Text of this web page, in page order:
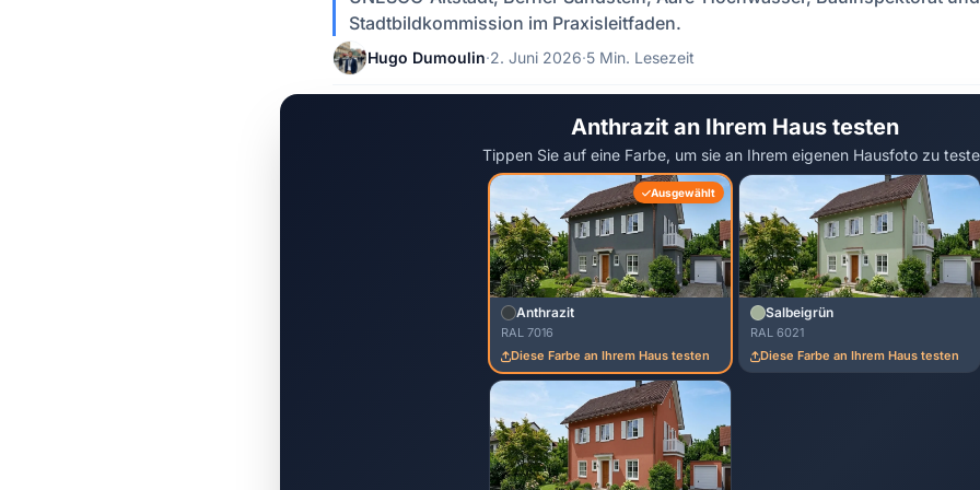
Stadtbildkommission im Praxisleitfaden.
Hugo Dumoulin·2. Juni 2026·5 Min. Lesezeit
Anthrazit an Ihrem Haus testen
Tippen Sie auf eine Farbe, um sie an Ihrem eigenen Hausfoto zu
Ausgewählt
Anthrazit
RAL 7016
Diese Farbe an Ihrem Haus testen
Salbeigrün
RAL 6021
Diese Farbe an Ihrem Haus testen